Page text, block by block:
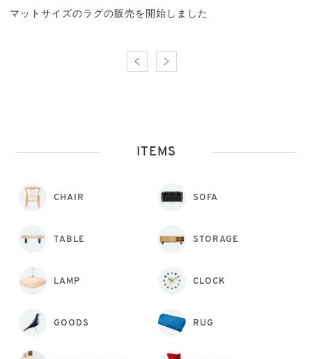
マットサイズのラグの販売を開始しました
ITEMS
CHAIR SOFA
TABLE STORAGE
LAMP CLOCK
GOODS RUG